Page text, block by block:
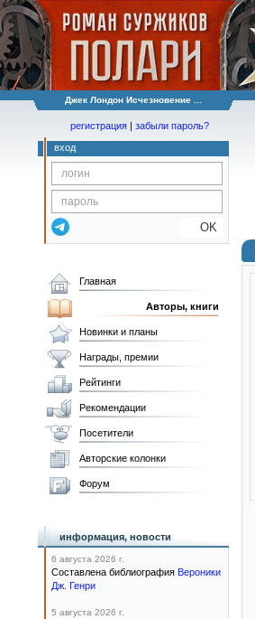
Джек Лондон Исчезновение ...
регистрация | забыли пароль?
вход
OK
Главная
Авторы, книги
Новинки и планы
Награды, премии
Рейтинги
Рекомендации
Посетители
Авторские колонки
Форум
информация, новости
6 августа 2026 г.
Составлена библиография Вероники
Дж. Генри
5 августа 2026 г.